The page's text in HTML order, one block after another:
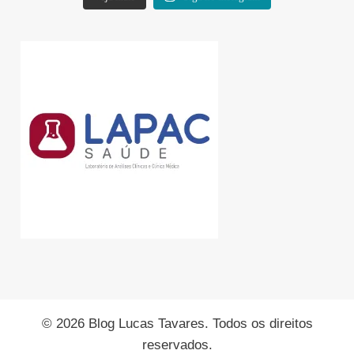
© 2026 Blog Lucas Tavares. Todos os direitos
reservados.